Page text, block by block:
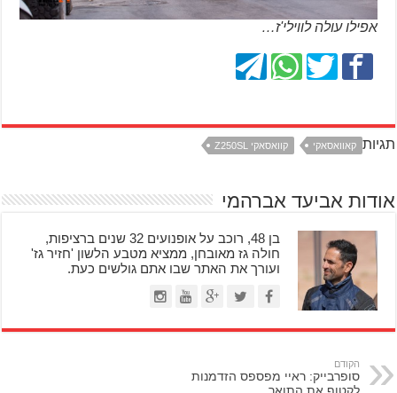
אפילו עולה לווילי'ז…
תגיות קאוואסאקי קוואסאקי Z250SL
אודות אביעד אברהמי
בן 48, רוכב על אופנועים 32 שנים ברציפות,
חולה גז מאובחן, ממציא מטבע הלשון 'חזיר גז'
ועורך את האתר שבו אתם גולשים כעת.
הקודם
סופרבייק: ראיי מפספס הזדמנות
לקטוף את התואר